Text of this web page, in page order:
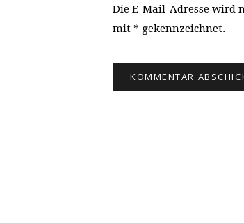
Die E-Mail-Adresse wird
mit * gekennzeichnet.